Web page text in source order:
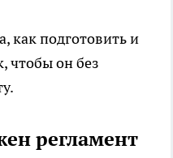
как подготовить и
чтобы он без
регламент